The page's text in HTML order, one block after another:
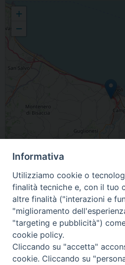
+
−
Leaflet |
Viale Santa Maria degli Angeli 86039
F P L
Informativa
Utilizziamo cookie o
finalità tecniche e, con il tuo
altre finalità ("interazioni e
"miglioramento
"targeting e pubblicità")
cookie policy.
Cliccando su "accetta"
cookie. Cliccando su